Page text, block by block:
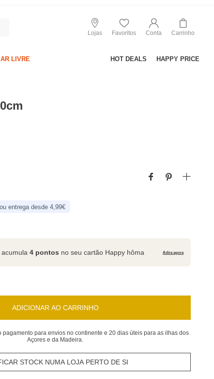
Lojas Favoritos Conta Carrinho
LIVRE HOT DEALS HAPPY PRICE
entrega desde 4,99€
acumula4 pontos no seu cartão Happy hôma Adira agora
ADICIONAR AO CARRINHO
pagamento para envios no continente e 20 dias úteis para as ilhas dos
Açores e da Madeira.
STOCK NUMA LOJA PERTO DE SI